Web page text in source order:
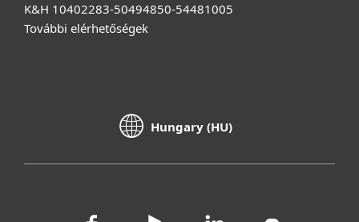
K&H 10402283-50494850-54481005
További elérhetőségek
Hungary (HU)